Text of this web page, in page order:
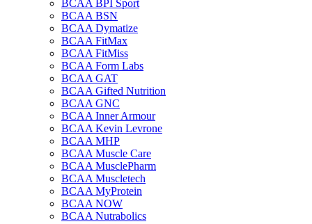
BCAA BPI Sport
BCAA BSN
BCAA Dymatize
BCAA FitMax
BCAA FitMiss
BCAA Form Labs
BCAA GAT
BCAA Gifted Nutrition
BCAA GNC
BCAA Inner Armour
BCAA Kevin Levrone
BCAA MHP
BCAA Muscle Care
BCAA MusclePharm
BCAA Muscletech
BCAA MyProtein
BCAA NOW
BCAA Nutrabolics